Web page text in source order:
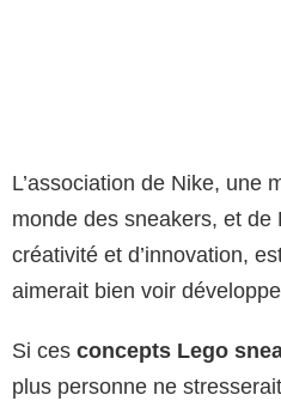
L’association de Nike, une
monde des sneakers, et de
créativité et d’innovation,
aimerait bien voir
Si ces concepts Lego
plus personne ne